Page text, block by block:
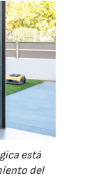
está
del